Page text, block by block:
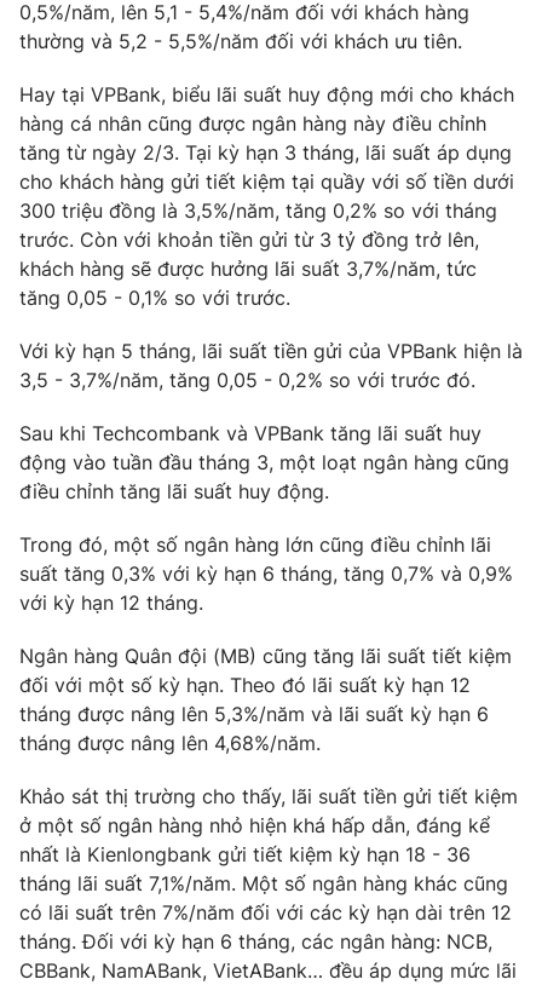
VTV Money VTV Thể thao
VTV Sức khoẻ Bất động sản
Thị trường 24h Tấm lòng Việt
VTV4 Vươn mình bằng AI
VTV9 VTV8
Liên hệ tòa soạn English
THỜI BÁO VTV
Theo dõi báo trên
Cơ quan báo chí:Thời báo VTV
Giấy phép hoạt động báo in và báo điện tử số 483/GP-BTTTT
cấp ngày 29/12/2023
Tổng Biên tập:
Vũ Thanh Thủy
Phó Tổng Biên tập:Nguyễn Thị Mỹ Hạnh, Phạm Quốc Thắng,
Nguyễn Trọng Ninh
Tổng đài VTV:024.38 355 931 - 024.38 355 932
Ðiện thoại Thời báo VTV:024.66 897 897
Email: toasoan@vtv.vn
Liên hệ quảng cáo: 024-7300.7108
0,5%/năm, lên 5,1 - 5,4%/năm đối với khách hàng
thường và 5,2 - 5,5%/năm đối với khách ưu tiên.
Hay tại VPBank, biểu lãi suất huy động mới cho khách
hàng cá nhân cũng được ngân hàng này điều chỉnh
tăng từ ngày 2/3. Tại kỳ hạn 3 tháng, lãi suất áp dụng
cho khách hàng gửi tiết kiệm tại quầy với số tiền dưới
300 triệu đồng là 3,5%/năm, tăng 0,2% so với tháng
trước. Còn với khoản tiền gửi từ 3 tỷ đồng trở lên,
khách hàng sẽ được hưởng lãi suất 3,7%/năm, tức
tăng 0,05 - 0,1% so với trước.
Với kỳ hạn 5 tháng, lãi suất tiền gửi của VPBank hiện là
3,5 - 3,7%/năm, tăng 0,05 - 0,2% so với trước đó.
Sau khi Techcombank và VPBank tăng lãi suất huy
động vào tuần đầu tháng 3, một loạt ngân hàng cũng
điều chỉnh tăng lãi suất huy động.
Trong đó, một số ngân hàng lớn cũng điều chỉnh lãi
suất tăng 0,3% với kỳ hạn 6 tháng, tăng 0,7% và 0,9%
với kỳ hạn 12 tháng.
Ngân hàng Quân đội (MB) cũng tăng lãi suất tiết kiệm
đối với một số kỳ hạn. Theo đó lãi suất kỳ hạn 12
tháng được nâng lên 5,3%/năm và lãi suất kỳ hạn 6
tháng được nâng lên 4,68%/năm.
Khảo sát thị trường cho thấy, lãi suất tiền gửi tiết kiệm
ở một số ngân hàng nhỏ hiện khá hấp dẫn, đáng kể
nhất là Kienlongbank gửi tiết kiệm kỳ hạn 18 - 36
tháng lãi suất 7,1%/năm. Một số ngân hàng khác cũng
có lãi suất trên 7%/năm đối với các kỳ hạn dài trên 12
tháng. Đối với kỳ hạn 6 tháng, các ngân hàng: NCB,
CBBank, NamABank, VietABank… đều áp dụng mức lãi